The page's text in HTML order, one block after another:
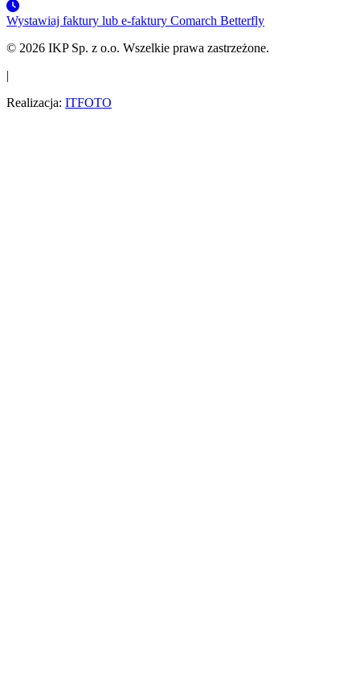
Wystawiaj faktury lub e-faktury Comarch Betterfly
© 2026 IKP Sp. z o.o. Wszelkie prawa zastrzeżone.
|
Realizacja: ITFOTO